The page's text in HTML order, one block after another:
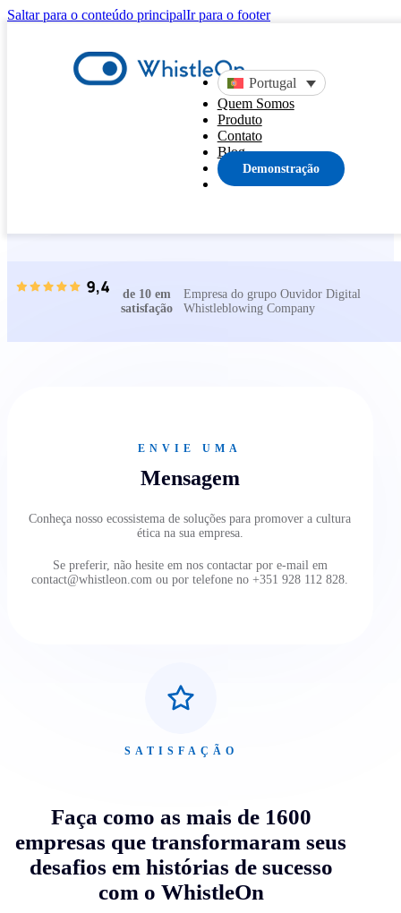
Saltar para o conteúdo principalIr para o footer
Portugal
Quem Somos
Produto
Contato
Blog
Demonstração
de 10 em
satisfação
Empresa do grupo Ouvidor Digital
Whistleblowing Company
ENVIE UMA
Mensagem
Conheça nosso ecossistema de soluções para promover a cultura
ética na sua empresa.
Se preferir, não hesite em nos contactar por e-mail em
contact@whistleon.com ou por telefone no +351 928 112 828.
SATISFAÇÃO
Faça como as mais de 1600
empresas que transformaram seus
desafios em histórias de sucesso
com o WhistleOn